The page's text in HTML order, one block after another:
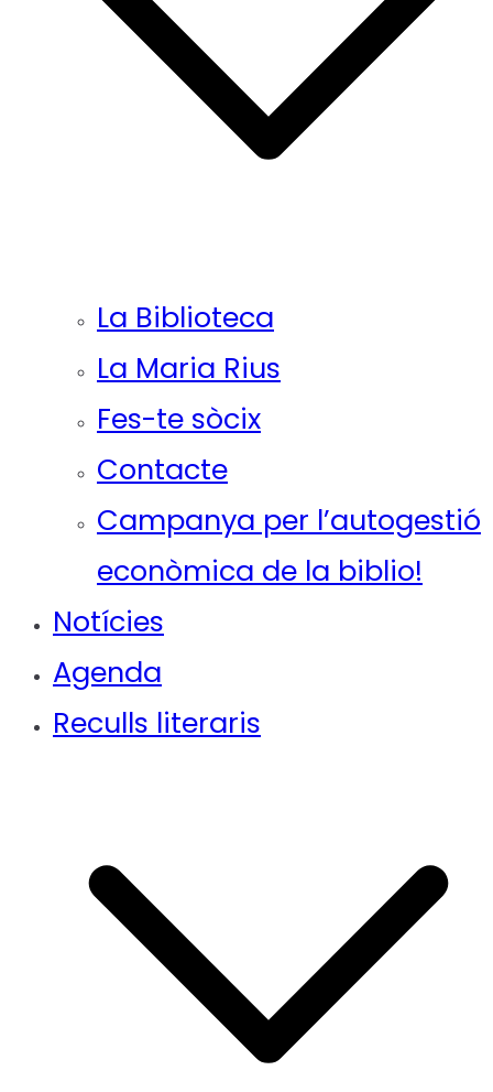
La Biblioteca
La Maria Rius
Fes-te sòcix
Contacte
Campanya per l’autogestió
econòmica de la biblio!
Notícies
Agenda
Reculls literaris